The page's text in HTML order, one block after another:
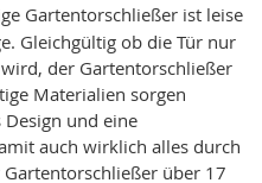
Gartentorschließer ist leise
Gleichgültig ob die Tür nur
der Gartentorschließer
Materialien sorgen
und eine
auch wirklich alles durch
über 17